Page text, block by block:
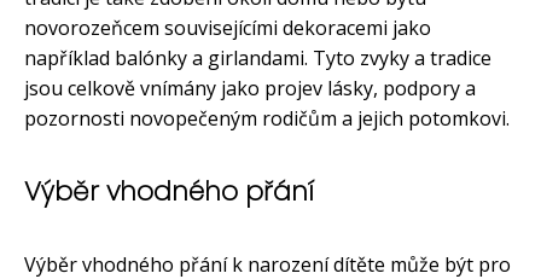
novorozeňcem souvisejícími dekoracemi jako
například balónky a girlandami. Tyto zvyky a tradice
jsou celkově vnímány jako projev lásky, podpory a
pozornosti novopečeným rodičům a jejich potomkovi.
Výběr vhodného přání
Výběr vhodného přání k narození dítěte může být pro